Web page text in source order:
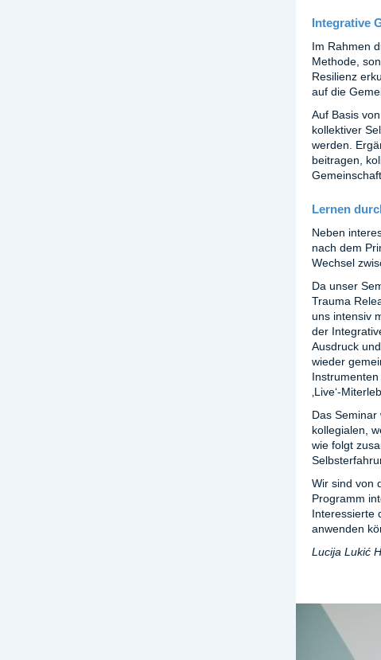
Integrative
Im Rahmen
Methode,
Resilienz
auf die
Auf Basis
kollektiver
werden.
beitragen,
Lernen
Neben
nach dem
Wechsel
Da unser
Trauma
uns intensiv
der
Ausdruck
wieder
‚Live‘-
Das Seminar
kollegialen,
wie folgt
Wir sind von
Programm
Interessierte
anwenden
Lucija Lukić